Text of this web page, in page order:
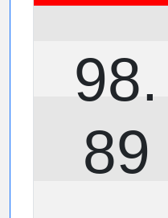
98.
89